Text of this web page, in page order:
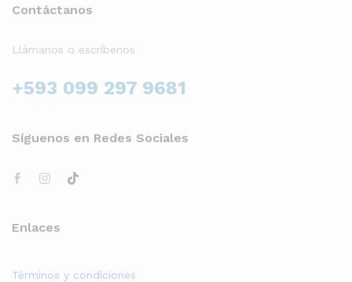
Contáctanos
Llámanos o escríbenos
+593 099 297 9681
Síguenos en Redes Sociales
Enlaces
Términos y condiciones